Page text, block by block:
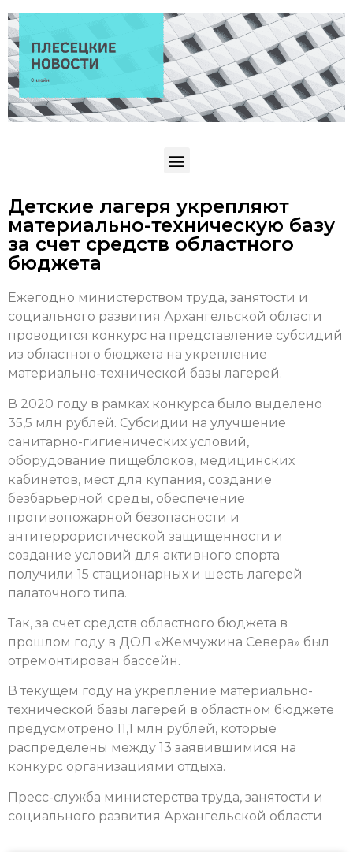
Детские лагеря укрепляют
материально-техническую базу
за счет средств областного
бюджета
Ежегодно министерством труда, занятости и
социального развития Архангельской области
проводится конкурс на представление субсидий
из областного бюджета на укрепление
материально-технической базы лагерей.
В 2020 году в рамках конкурса было выделено
35,5 млн рублей. Субсидии на улучшение
санитарно-гигиенических условий,
оборудование пищеблоков, медицинских
кабинетов, мест для купания, создание
безбарьерной среды, обеспечение
противопожарной безопасности и
антитеррористической защищенности и
создание условий для активного спорта
получили 15 стационарных и шесть лагерей
палаточного типа.
Так, за счет средств областного бюджета в
прошлом году в ДОЛ «Жемчужина Севера» был
отремонтирован бассейн.
В текущем году на укрепление материально-
технической базы лагерей в областном бюджете
предусмотрено 11,1 млн рублей, которые
распределены между 13 заявившимися на
конкурс организациями отдыха.
Пресс-служба министерства труда, занятости и
социального развития Архангельской области